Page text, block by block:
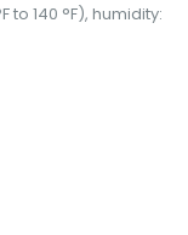
to 140 °F), humidity: